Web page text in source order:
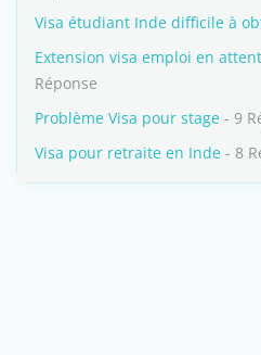
Visa étudiant Inde difficile à
Extension visa emploi en
Réponse
Problème Visa pour stage - 9
Visa pour retraite en Inde - 8